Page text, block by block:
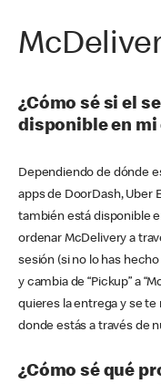
¿Cómo sé si el
disponible en
Dependiendo de dónde
apps de DoorDash, Uber
también está disponible
ordenar McDelivery a
sesión (si no lo has
y cambia de “Pickup” a
quieres la entrega y se te
donde estás a través de
¿Cómo sé qué